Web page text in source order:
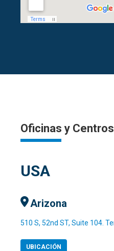
Oficinas y
USA
Arizona
510 S, 52nd ST, Suite 104.
UBICACIÓN